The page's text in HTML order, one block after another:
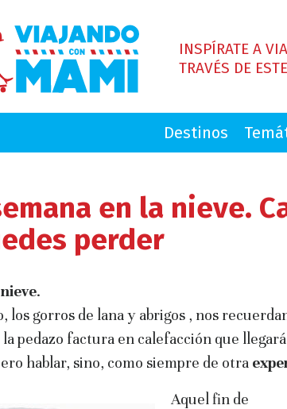
INSPÍRATE A
TRAVÉS DE
Destinos
en la nieve.
perder
nieve.
los gorros de lana y abrigos , nos
pedazo factura en calefacción que llegará
hablar, sino, como siempre de otra
Aquel fin de